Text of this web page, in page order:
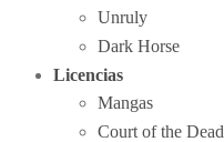
Unruly
Dark Horse
Licencias
Mangas
Court of the Dead